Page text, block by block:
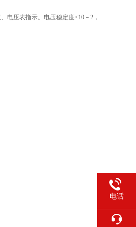
电压表指示。电压稳定度<10－ 2，
电话